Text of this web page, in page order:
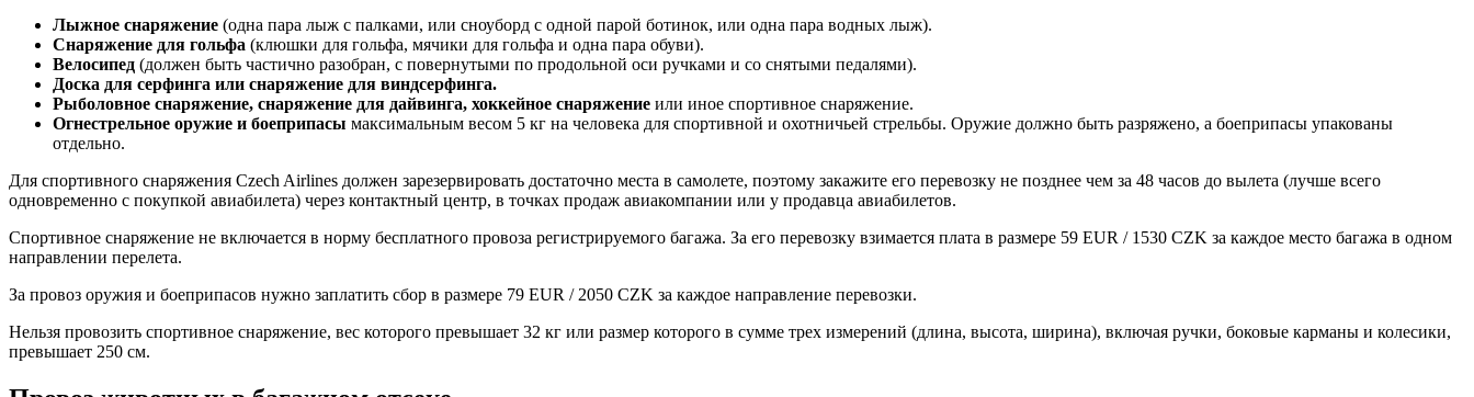
Лыжное снаряжение (одна пара лыж с палками, или сноуборд с одной парой ботинок, или одна пара водных лыж).
Снаряжение для гольфа (клюшки для гольфа, мячики для гольфа и одна пара обуви).
Велосипед (должен быть частично разобран, с повернутыми по продольной оси ручками и со снятыми педалями).
Доска для серфинга или снаряжение для виндсерфинга.
Рыболовное снаряжение, снаряжение для дайвинга, хоккейное снаряжение или иное спортивное снаряжение.
Огнестрельное оружие и боеприпасы максимальным весом 5 кг на человека для спортивной и охотничьей стрельбы. Оружие должно быть разряжено, а боеприпасы упакованы
отдельно.
Для спортивного снаряжения Czech Airlines должен зарезервировать достаточно места в самолете, поэтому закажите его перевозку не позднее чем за 48 часов до вылета (лучше всего
одновременно с покупкой авиабилета) через контактный центр, в точках продаж авиакомпании или у продавца авиабилетов.
Спортивное снаряжение не включается в норму бесплатного провоза регистрируемого багажа. За его перевозку взимается плата в размере 59 EUR / 1530 CZK за каждое место багажа в одном
направлении перелета.
За провоз оружия и боеприпасов нужно заплатить сбор в размере 79 EUR / 2050 CZK за каждое направление перевозки.
Нельзя провозить спортивное снаряжение, вес которого превышает 32 кг или размер которого в сумме трех измерений (длина, высота, ширина), включая ручки, боковые карманы и колесики,
превышает 250 см.